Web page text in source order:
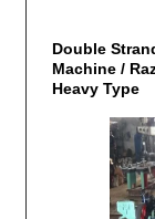
Double
Machine /
Heavy Type